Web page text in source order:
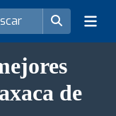
de